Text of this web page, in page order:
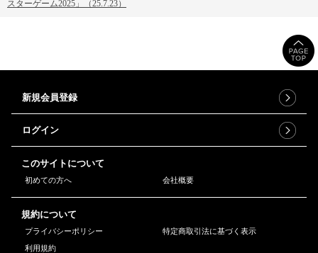
スターゲーム2025」（25.7.23）
新規会員登録
ログイン
このサイトについて
初めての方へ 会社概要
規約について
プライバシーポリシー
特定商取引法に基づく表示
利用規約